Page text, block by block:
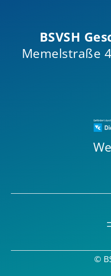
BSVSH
Memelstraße
©